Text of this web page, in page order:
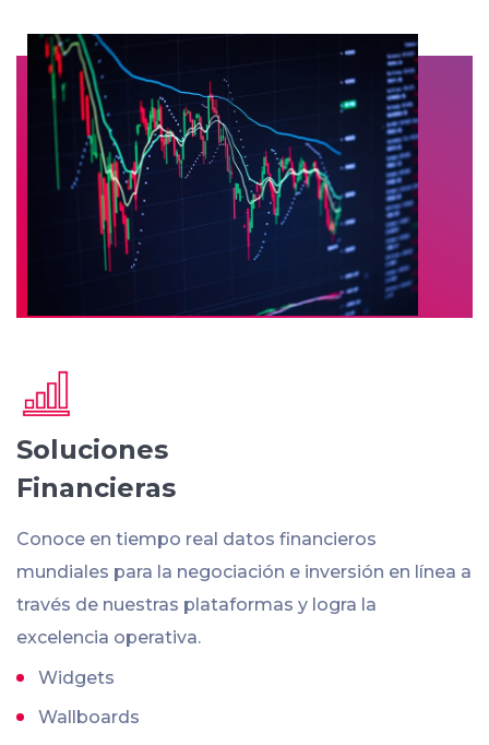
Soluciones
Financieras
Conoce en tiempo real datos financieros
mundiales para la negociación e inversión en línea a
través de nuestras plataformas y logra la
excelencia operativa.
Widgets
Wallboards